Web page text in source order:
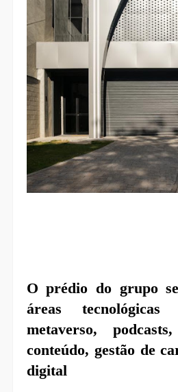
O prédio do grupo
áreas tecnológicas
metaverso,
conteúdo, gestão de
digital